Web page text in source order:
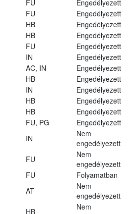
FU
Engedélyezett
FU
Engedélyezett
HB
Engedélyezett
HB
Engedélyezett
FU
Engedélyezett
IN
Engedélyezett
AC, IN
Engedélyezett
HB
Engedélyezett
IN
Engedélyezett
HB
Engedélyezett
HB
Engedélyezett
FU, PG
Engedélyezett
IN
Nem
engedélyezett
FU
Nem
engedélyezett
FU
Folyamatban
AT
Nem
engedélyezett
HB
Nem